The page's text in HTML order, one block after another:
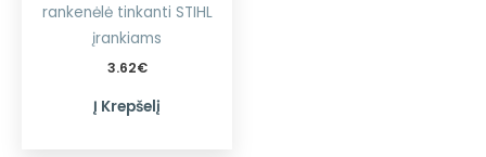
rankenėlė tinkanti STIHL
įrankiams
3.62€
Į Krepšelį